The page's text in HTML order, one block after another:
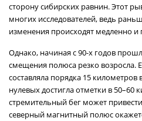
сторону сибирских равнин. Этот
многих исследователей, ведь
изменения происходят медленно и
Однако, начиная с 90-х годов
смещения полюса резко возросла.
составляла порядка 15 километров
нулевых достигла отметки в 50–60
стремительный бег может
северный магнитный полюс